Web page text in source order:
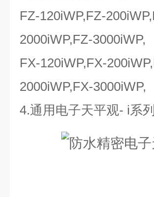
FZ-120iWP,FZ-
2000iWP,FZ-3000iWP,
FX-120iWP,FX-
2000iWP,FX-3000iWP,
4.通用电子天平观- i系列